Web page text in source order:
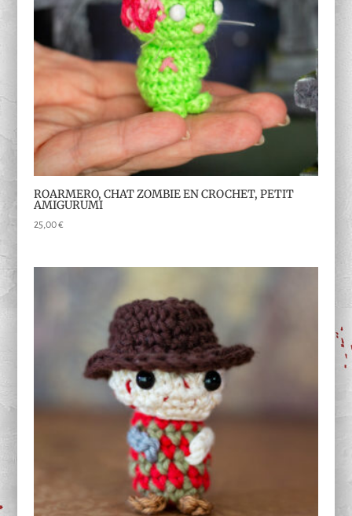
ROARMERO, CHAT ZOMBIE EN CROCHET, PETIT
AMIGURUMI
25,00€